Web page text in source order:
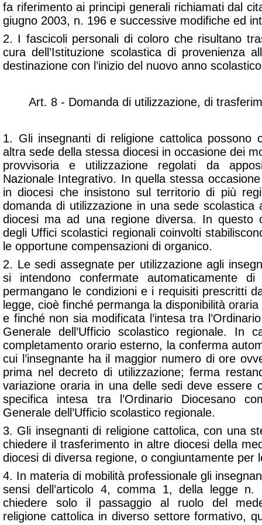
fa riferimento ai principi generali richiamati dal
giugno 2003, n. 196 e successive modifiche ed
2. I fascicoli personali di coloro che risultano
cura dell’Istituzione scolastica di provenienza
destinazione con l’inizio del nuovo anno
Art. 8 - Domanda di utilizzazione, di
1. Gli insegnanti di religione cattolica possono
altra sede della stessa diocesi in occasione dei
provvisoria e utilizzazione regolati da
Nazionale Integrativo. In quella stessa
in diocesi che insistono sul territorio di più
domanda di utilizzazione in una sede scolastica
diocesi ma ad una regione diversa. In questo
degli Uffici scolastici regionali coinvolti
le opportune compensazioni di organico.
2. Le sedi assegnate per utilizzazione agli
si intendono confermate automaticamente
permangano le condizioni e i requisiti prescritti
legge, cioè finché permanga la disponibilità oraria
e finché non sia modificata l’intesa tra
Generale dell’Ufficio scolastico regionale. In
completamento orario esterno, la conferma
cui l’insegnante ha il maggior numero di ore
prima nel decreto di utilizzazione; ferma
variazione oraria in una delle sedi deve essere
specifica intesa tra l’Ordinario Diocesano
Generale dell’Ufficio scolastico regionale.
3. Gli insegnanti di religione cattolica, con una
chiedere il trasferimento in altre diocesi della
diocesi di diversa regione, o congiuntamente per
4. In materia di mobilità professionale gli
sensi dell’articolo 4, comma 1, della legge n.
chiedere solo il passaggio al ruolo del
religione cattolica in diverso settore formativo,